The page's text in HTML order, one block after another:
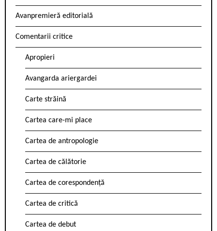
Avanpremieră editorială
Comentarii critice
Apropieri
Avangarda ariergardei
Carte străină
Cartea care-mi place
Cartea de antropologie
Cartea de călătorie
Cartea de corespondență
Cartea de critică
Cartea de debut